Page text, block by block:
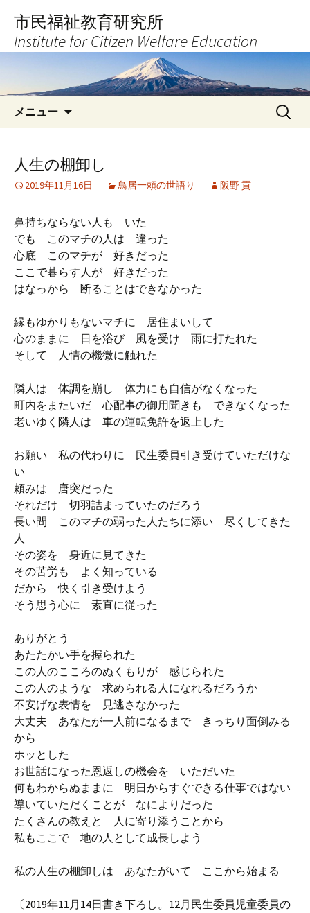
へ
キ
市民福祉教育研究所
Institute for Citizen Welfare Education
メニュー
検
索:
人生の棚卸し
2019年11月16日 鳥居一頼の世語り 阪野 貢
鼻持ちならない人も いた
でも このマチの人は 違った
心底 このマチが 好きだった
ここで暮らす人が 好きだった
はなっから 断ることはできなかった
縁もゆかりもないマチに 居住まいして
心のままに 日を浴び 風を受け 雨に打たれた
そして 人情の機微に触れた
隣人は 体調を崩し 体力にも自信がなくなった
町内をまたいだ 心配事の御用聞きも できなくなった
老いゆく隣人は 車の運転免許を返上した
お願い 私の代わりに 民生委員引き受けていただけな
い
頼みは 唐突だった
それだけ 切羽詰まっていたのだろう
長い間 このマチの弱った人たちに添い 尽くしてきた
人
その姿を 身近に見てきた
その苦労も よく知っている
だから 快く引き受けよう
そう思う心に 素直に従った
ありがとう
あたたかい手を握られた
この人のこころのぬくもりが 感じられた
この人のような 求められる人になれるだろうか
不安げな表情を 見逃さなかった
大丈夫 あなたが一人前になるまで きっちり面倒みる
から
ホッとした
お世話になった恩返しの機会を いただいた
何もわからぬままに 明日からすぐできる仕事ではない
導いていただくことが なによりだった
たくさんの教えと 人に寄り添うことから
私もここで 地の人として成長しよう
私の人生の棚卸しは あなたがいて ここから始まる
〔2019年11月14日書き下ろし。12月民生委員児童委員の